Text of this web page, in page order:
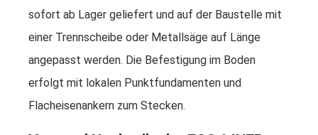
sofort ab Lager geliefert und auf der Baustelle mit
einer Trennscheibe oder Metallsäge auf Länge
angepasst werden. Die Befestigung im Boden
erfolgt mit lokalen Punktfundamenten und
Flacheisenankern zum Stecken.